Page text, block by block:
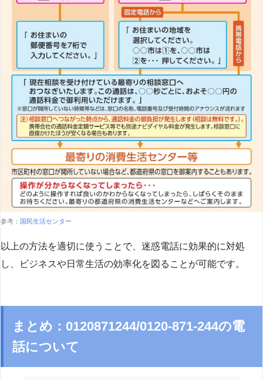
参考： 国民生活センター
以上の方法を適切に使うことで、迷惑電話に効果的に対処
し、ビジネスや日常生活の効率化を図ることが可能です。
まとめ：0120871244/0120-871-244の電
話について